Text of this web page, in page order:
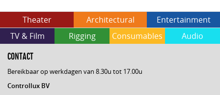
Theater Architectural
Entertainment
TV & Film
Rigging Consumables Audio
CONTACT
Bereikbaar op werkdagen van 8.30u tot 17.00u
Controllux BV